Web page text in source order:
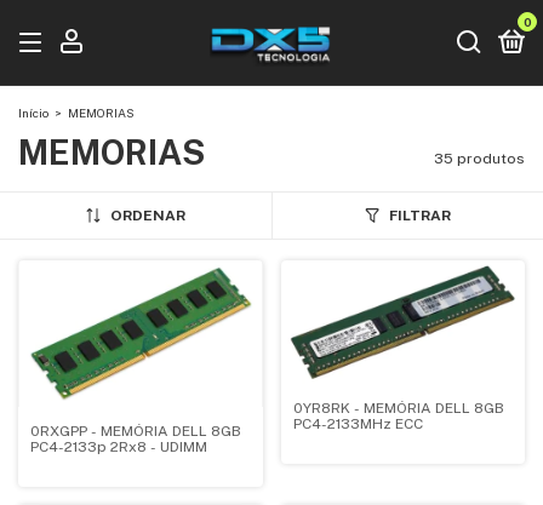
0
Início > MEMORIAS
MEMORIAS 35 produtos
ORDENAR FILTRAR
0RXGPP - MEMÓRIA DELL 8GB
PC4-2133p 2Rx8 - UDIMM
0YR8RK - MEMÓRIA DELL 8GB
PC4-2133MHz ECC